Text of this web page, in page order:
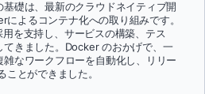
礎は、最新のクラウドネイティブ開
よるコンテナ化への取り組みです。
を支持し、サービスの構築、テス
てきました。Docker のおかげで、一
なワークフローを自動化し、リリー
とができました。